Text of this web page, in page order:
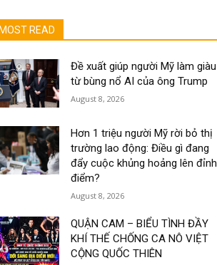
MOST READ
Đề xuất giúp người Mỹ làm giàu
từ bùng nổ AI của ông Trump
August 8, 2026
Hơn 1 triệu người Mỹ rời bỏ thị
trường lao động: Điều gì đang
đẩy cuộc khủng hoảng lên đỉnh
điểm?
August 8, 2026
QUẬN CAM – BIỂU TÌNH ĐẦY
KHÍ THẾ CHỐNG CA NÔ VIỆT
CỘNG QUỐC THIÊN